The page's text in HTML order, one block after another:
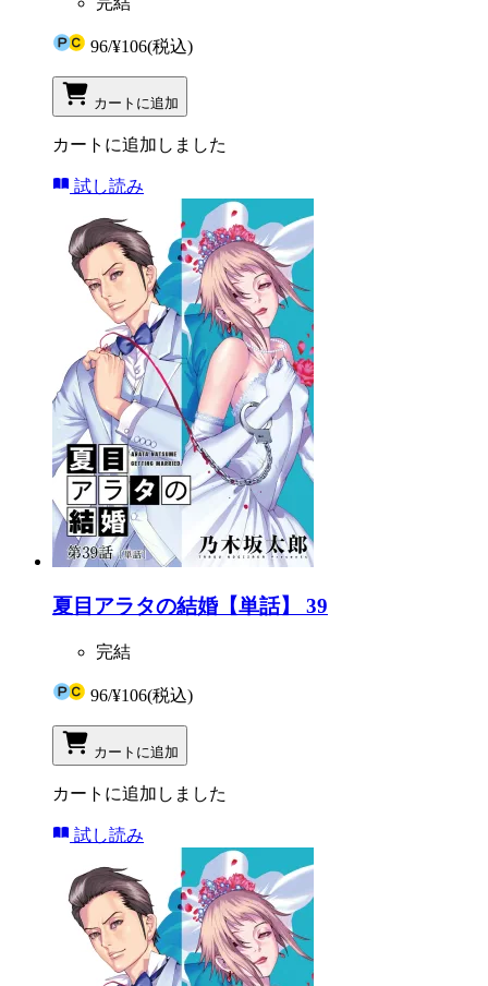
96/¥106(税込)
カートに追加
カートに追加しました
試し読み
夏目アラタの結婚【単話】 39
完結
96/¥106(税込)
カートに追加
カートに追加しました
試し読み